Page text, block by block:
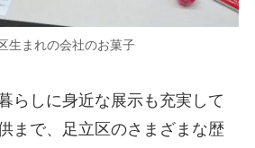
生まれの会社のお菓子
らしに身近な展示も充実して
まで、足立区のさまざまな歴